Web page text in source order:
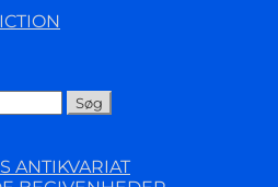
Søg
ANTIKVARIAT